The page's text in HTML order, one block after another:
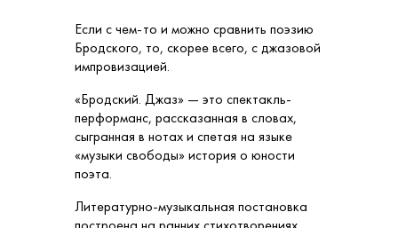
Если с чем-то и можно сравнить поэзию
Бродского, то, скорее всего, с джазовой
импровизацией.
«Бродский. Джаз» — это спектакль-
перформанс, рассказанная в словах,
сыгранная в нотах и спетая на языке
«музыки свободы» история о юности
поэта.
Литературно-музыкальная постановка